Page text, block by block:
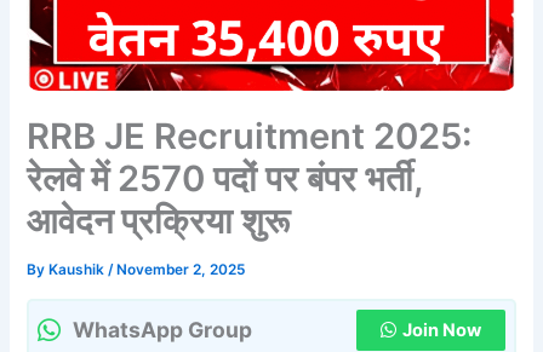
RRB JE Recruitment 2025:
रेलवे में 2570 पदों पर बंपर भर्ती,
आवेदन प्रक्रिया शुरू
By Kaushik/ November 2, 2025
WhatsApp Group Join Now